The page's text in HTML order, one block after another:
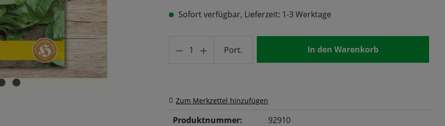
Sofort verfügbar, Lieferzeit: 1-3 Werktage
Produkt Anzahl: Gib den gewünschten Wert ein
Port. In den Warenkorb
Zum Merkzettel hinzufügen
Produktnummer:
92910